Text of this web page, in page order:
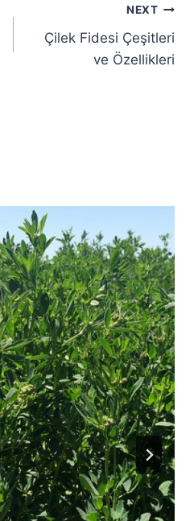
NEXT
Çilek Fidesi Çeşitleri
ve Özellikleri